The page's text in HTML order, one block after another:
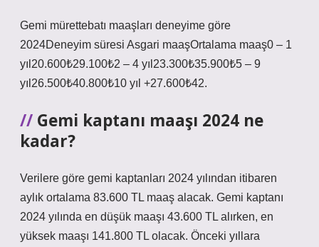
Gemi mürettebatı maaşları deneyime göre
2024Deneyim süresi Asgari maaşOrtalama maaş0 – 1
yıl20.600₺29.100₺2 – 4 yıl23.300₺35.900₺5 – 9
yıl26.500₺40.800₺10 yıl +27.600₺42.
Gemi kaptanı maaşı 2024 ne
kadar?
Verilere göre gemi kaptanları 2024 yılından itibaren
aylık ortalama 83.600 TL maaş alacak. Gemi kaptanı
2024 yılında en düşük maaşı 43.600 TL alırken, en
yüksek maaşı 141.800 TL olacak. Önceki yıllara